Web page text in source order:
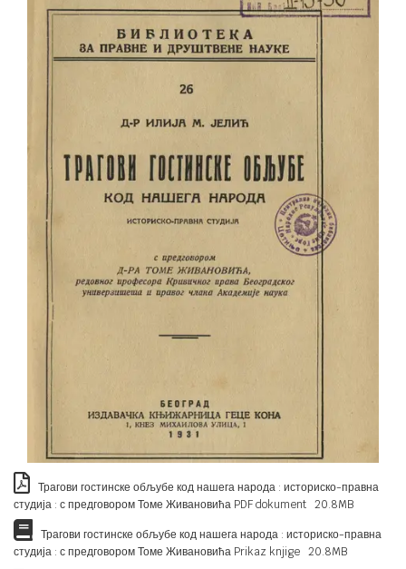
Трагови гостинске обљубе код нашега народа : историско-правна
студија : с предговором Томе Живановића PDF dokument 20.8MB
Трагови гостинске обљубе код нашега народа : историско-правна
студија : с предговором Томе Живановића Prikaz knjige 20.8MB